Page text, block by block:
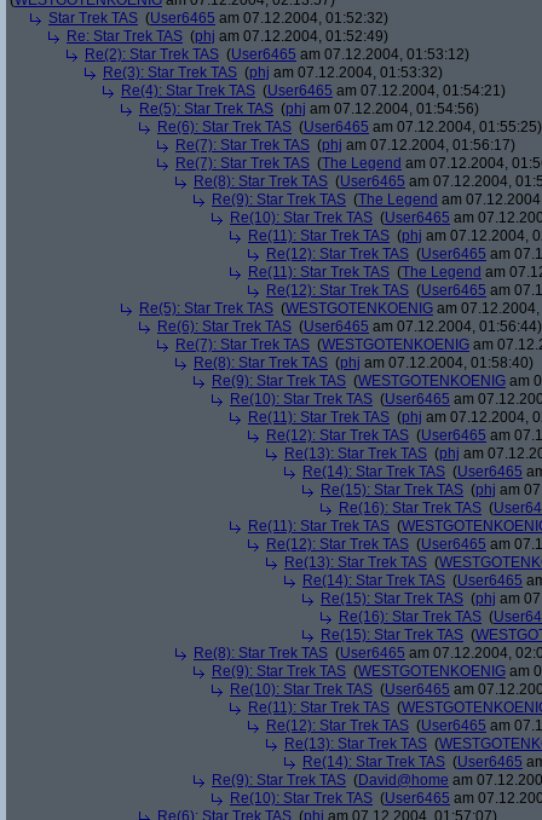
Star Trek TAS (User6465 am 07.12.2004, 01:52:32)
Re: Star Trek TAS (phj am 07.12.2004, 01:52:49)
Re(2): Star Trek TAS (User6465 am 07.12.2004, 01:53:12)
Re(3): Star Trek TAS (phj am 07.12.2004, 01:53:32)
Re(4): Star Trek TAS (User6465 am 07.12.2004, 01:54:21)
Re(5): Star Trek TAS (phj am 07.12.2004, 01:54:56)
Re(6): Star Trek TAS (User6465 am 07.12.2004, 01:55:25)
Re(7): Star Trek TAS (phj am 07.12.2004, 01:56:17)
Re(7): Star Trek TAS (The Legend am 07.12.2004,
Re(8): Star Trek TAS (User6465 am 07.12.2004,
Re(9): Star Trek TAS (The Legend am
Re(10): Star Trek TAS (User6465 am
Re(11): Star Trek TAS (phj am 07.12.2004,
Re(12): Star Trek TAS (User6465 am
Re(11): Star Trek TAS (The Legend am
Re(12): Star Trek TAS (User6465 am
Re(5): Star Trek TAS (WESTGOTENKOENIG am
Re(6): Star Trek TAS (User6465 am 07.12.2004, 01:56:44)
Re(7): Star Trek TAS (WESTGOTENKOENIG am
Re(8): Star Trek TAS (phj am 07.12.2004, 01:58:40)
Re(9): Star Trek TAS (WESTGOTENKOENIG am
Re(10): Star Trek TAS (User6465 am
Re(11): Star Trek TAS (phj am 07.12.2004,
Re(12): Star Trek TAS (User6465 am
Re(13): Star Trek TAS (phj am
Re(14): Star Trek TAS (User6465
Re(15): Star Trek TAS (phj am
Re(16): Star Trek TAS (
Re(11): Star Trek TAS (
Re(12): Star Trek TAS (User6465 am
Re(13): Star Trek TAS (
Re(14): Star Trek TAS (User6465
Re(15): Star Trek TAS (phj am
Re(16): Star Trek TAS (
Re(15): Star Trek TAS (
Re(8): Star Trek TAS (User6465 am 07.12.2004,
Re(9): Star Trek TAS (WESTGOTENKOENIG am
Re(10): Star Trek TAS (User6465 am
Re(11): Star Trek TAS (
Re(12): Star Trek TAS (User6465 am
Re(13): Star Trek TAS (
Re(14): Star Trek TAS (User6465
Re(9): Star Trek TAS (David@home am
Re(10): Star Trek TAS (User6465 am
Re(6): Star Trek TAS (phj am 07.12.2004, 01:57:07)